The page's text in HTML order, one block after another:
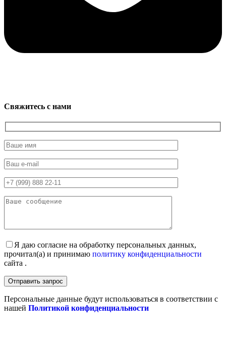
Свяжитесь с нами
Я даю согласие на обработку персональных данных,
прочитал(а) и принимаю политику конфиденциальности
сайта .
Персональные данные будут использоваться в соответствии с
нашей Политикой конфиденциальности